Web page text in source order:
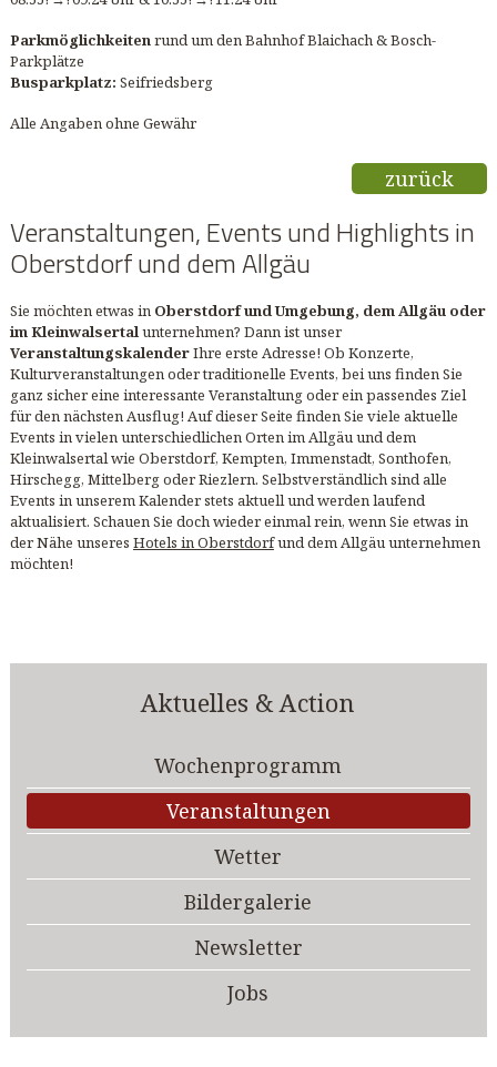
Parkmöglichkeitenrund um den Bahnhof Blaichach & Bosch-
Parkplätze
Busparkplatz: Seifriedsberg
Alle Angaben ohne Gewähr
zurück
Veranstaltungen, Events und Highlights in
Oberstdorf und dem Allgäu
Sie möchten etwas in Oberstdorf und Umgebung, dem Allgäu oder
im Kleinwalsertalunternehmen? Dann ist unser
VeranstaltungskalenderIhre erste Adresse! Ob Konzerte,
Kulturveranstaltungen oder traditionelle Events, bei uns finden Sie
ganz sicher eine interessante Veranstaltung oder ein passendes Ziel
für den nächsten Ausflug! Auf dieser Seite finden Sie viele aktuelle
Events in vielen unterschiedlichen Orten im Allgäu und dem
Kleinwalsertal wie Oberstdorf, Kempten, Immenstadt, Sonthofen,
Hirschegg, Mittelberg oder Riezlern. Selbstverständlich sind alle
Events in unserem Kalender stets aktuell und werden laufend
aktualisiert. Schauen Sie doch wieder einmal rein, wenn Sie etwas in
der Nähe unseres Hotels in Oberstdorfund dem Allgäu unternehmen
möchten!
Aktuelles & Action
Wochenprogramm
Veranstaltungen
Wetter
Bildergalerie
Newsletter
Jobs